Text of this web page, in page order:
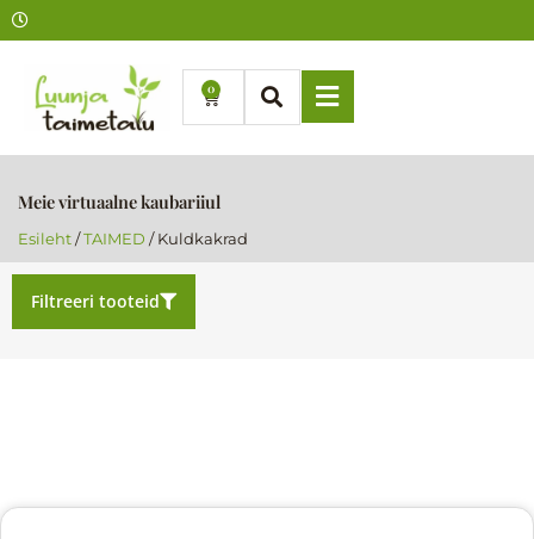
Skip
to
content
0
Cart
Meie virtuaalne kaubariiul
Esileht/TAIMED / Kuldkakrad
Filtreeri tooteid